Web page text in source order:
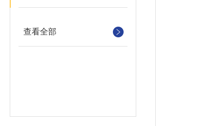
查看全部